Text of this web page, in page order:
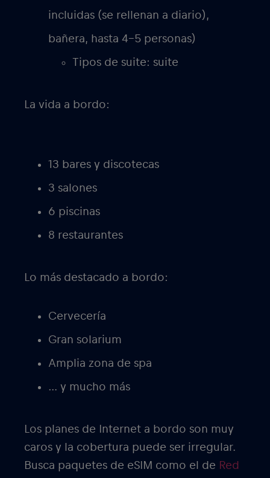
incluidas (se rellenan a diario),
bañera, hasta 4-5 personas)
Tipos de suite: suite
La vida a bordo:
13 bares y discotecas
3 salones
6 piscinas
8 restaurantes
Lo más destacado a bordo:
Cervecería
Gran solarium
Amplia zona de spa
… y mucho más
Los planes de Internet a bordo son muy
caros y la cobertura puede ser irregular.
Busca paquetes de eSIM como el de Red